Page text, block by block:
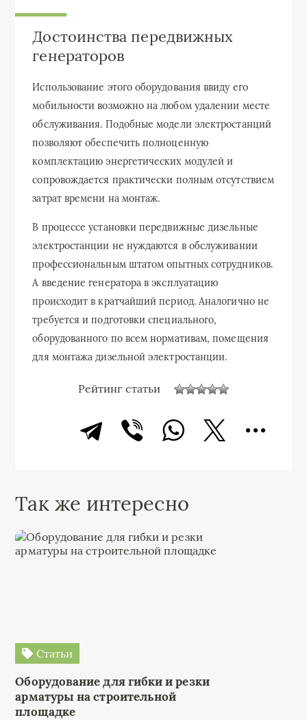
Достоинства передвижных
генераторов
Использование этого оборудования ввиду его
мобильности возможно на любом удалении месте
обслуживания. Подобные модели электростанций
позволяют обеспечить полноценную
комплектацию энергетических модулей и
сопровождается практически полным отсутствием
затрат времени на монтаж.
В процессе установки передвижные дизельные
электростанции не нуждаются в обслуживании
профессиональным штатом опытных сотрудников.
А введение генератора в эксплуатацию
происходит в кратчайший период. Аналогично не
требуется и подготовки специального,
оборудованного по всем нормативам, помещения
для монтажа дизельной электростанции.
Рейтинг статьи
Так же интересно
Статьи
Оборудование для гибки и резки
арматуры на строительной
площадке